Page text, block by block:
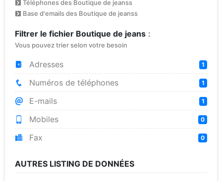
Téléphones des Boutique de jeanss
Base d'emails des Boutique de jeanss
Filtrer le fichier Boutique de jeans :
Vous pouvez trier selon votre besoin
Adresses 1
Numéros de téléphones 1
E-mails 1
Mobiles 0
Fax 0
AUTRES LISTING DE DONNÉES